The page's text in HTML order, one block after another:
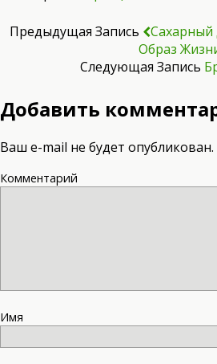
Предыдущая Запись
Сахарный
Образ
Следующая Запись
Добавить
Ваш e-mail не будет опубликован.
Комментарий
Имя